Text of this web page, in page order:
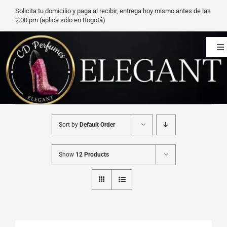
Saltar
contenido
Solicita tu domicilio y paga al recibir, entrega hoy mismo antes de las
2:00 pm (aplica sólo en Bogotá)
CD Perfumes
Blog
Sort by Default Order
Show 12 Products